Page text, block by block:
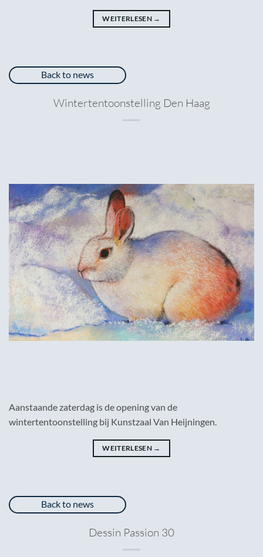
WEITERLESEN →
Back to news
Wintertentoonstelling Den Haag
Aanstaande zaterdag is de opening van de
wintertentoonstelling bij Kunstzaal Van Heijningen.
WEITERLESEN →
Back to news
Dessin Passion 30